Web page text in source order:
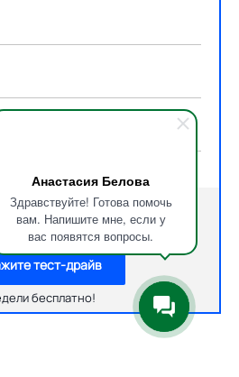
Анастасия Белова
Здравствуйте! Готова помочь
вам. Напишите мне, если у
вас появятся вопросы.
на обработку персональных данных
соглашению.
тест-драйв
бесплатно!